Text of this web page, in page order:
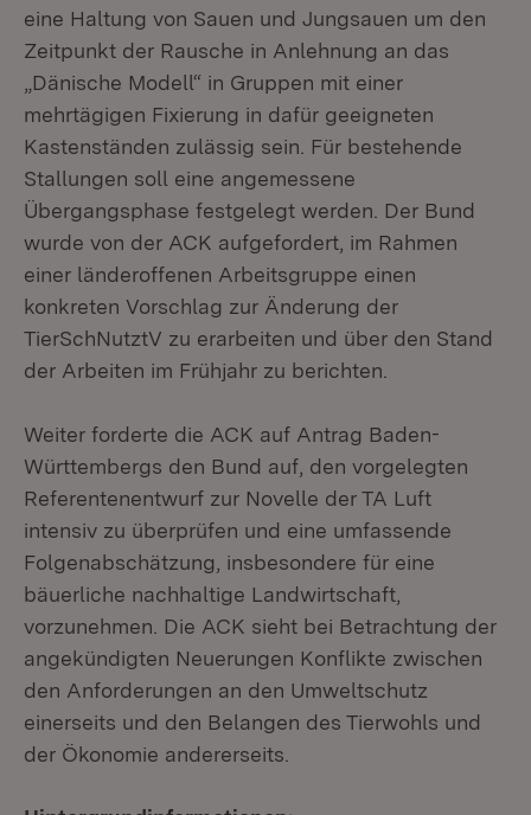
eine Haltung von Sauen und Jungsauen um den
Zeitpunkt der Rausche in Anlehnung an das
„Dänische Modell“ in Gruppen mit einer
mehrtägigen Fixierung in dafür geeigneten
Kastenständen zulässig sein. Für bestehende
Stallungen soll eine angemessene
Übergangsphase festgelegt werden. Der Bund
wurde von der ACK aufgefordert, im Rahmen
einer länderoffenen Arbeitsgruppe einen
konkreten Vorschlag zur Änderung der
TierSchNutztV zu erarbeiten und über den Stand
der Arbeiten im Frühjahr zu berichten.
Weiter forderte die ACK auf Antrag Baden-
Württembergs den Bund auf, den vorgelegten
Referentenentwurf zur Novelle der TA Luft
intensiv zu überprüfen und eine umfassende
Folgenabschätzung, insbesondere für eine
bäuerliche nachhaltige Landwirtschaft,
vorzunehmen. Die ACK sieht bei Betrachtung der
angekündigten Neuerungen Konflikte zwischen
den Anforderungen an den Umweltschutz
einerseits und den Belangen des Tierwohls und
der Ökonomie andererseits.